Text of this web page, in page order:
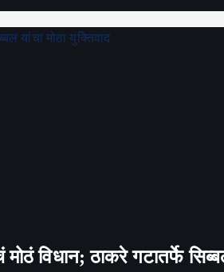
मोठं विधान; ठाकरे गटातर्फे